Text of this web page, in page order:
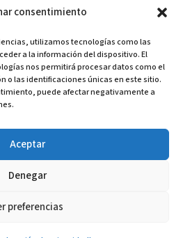
consentimiento
utilizamos tecnologías como las
a la información del dispositivo. El
nos permitirá procesar datos como el
o las identificaciones únicas en este sitio.
puede afectar negativamente a
Aceptar
Denegar
preferencias
SOFTWARE PARA PYMES Y